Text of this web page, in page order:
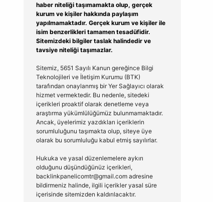
haber niteliği taşımamakta olup, gerçek
kurum ve kişiler hakkında paylaşım
yapılmamaktadır. Gerçek kurum ve kişiler ile
isim benzerlikleri tamamen tesadüfidir.
Sitemizdeki bilgiler taslak halindedir ve
tavsiye niteliği taşımazlar.
Sitemiz, 5651 Sayılı Kanun gereğince Bilgi
Teknolojileri ve İletişim Kurumu (BTK)
tarafından onaylanmış bir Yer Sağlayıcı olarak
hizmet vermektedir. Bu nedenle, sitedeki
içerikleri proaktif olarak denetleme veya
araştırma yükümlülüğümüz bulunmamaktadır.
Ancak, üyelerimiz yazdıkları içeriklerin
sorumluluğunu taşımakta olup, siteye üye
olarak bu sorumluluğu kabul etmiş sayılırlar.
Hukuka ve yasal düzenlemelere aykırı
olduğunu düşündüğünüz içerikleri,
backlinkpanelicomtr@gmail.comadresine
bildirmeniz halinde, ilgili içerikler yasal süre
içerisinde sitemizden kaldırılacaktır.